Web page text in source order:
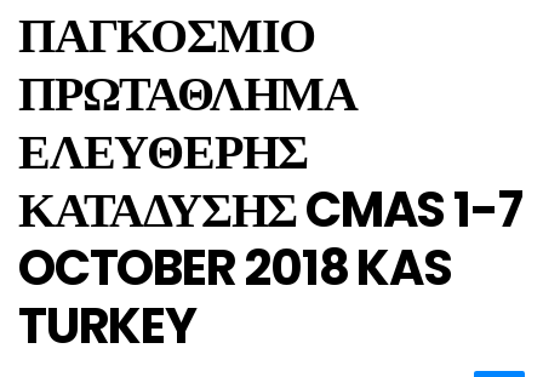
ΠΑΓΚΟΣΜΙΟ
ΠΡΩΤΑΘΛΗΜΑ
ΕΛΕΥΘΕΡΗΣ
ΚΑΤΑΔΥΣΗΣ CMAS 1-7
OCTOBER 2018 KAS
TURKEY